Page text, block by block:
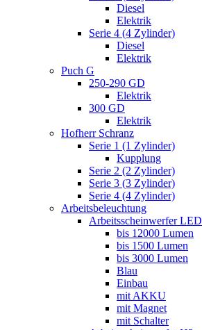
Diesel
Elektrik
Serie 4 (4 Zylinder)
Diesel
Elektrik
Puch G
250-290 GD
Elektrik
300 GD
Elektrik
Hofherr Schranz
Serie 1 (1 Zylinder)
Kupplung
Serie 2 (2 Zylinder)
Serie 3 (3 Zylinder)
Serie 4 (4 Zylinder)
Arbeitsbeleuchtung
Arbeitsscheinwerfer LED
bis 12000 Lumen
bis 1500 Lumen
bis 3000 Lumen
Blau
Einbau
mit AKKU
mit Magnet
mit Schalter